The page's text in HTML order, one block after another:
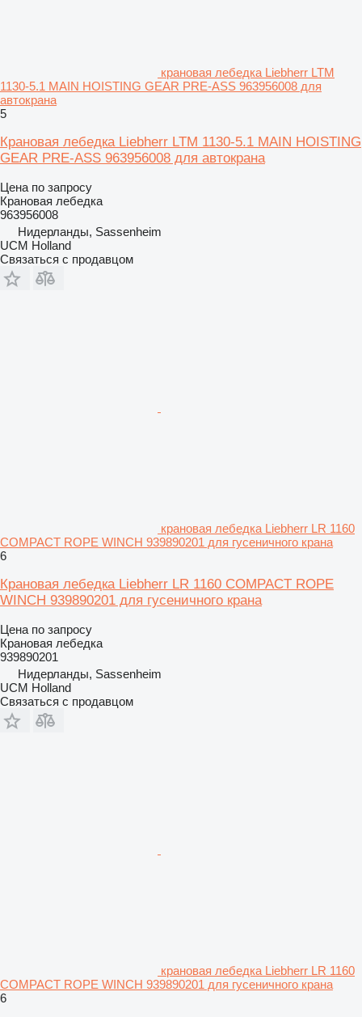
крановая лебедка Liebherr LTM
1130-5.1 MAIN HOISTING GEAR PRE-ASS 963956008 для
автокрана
5
Крановая лебедка Liebherr LTM 1130-5.1 MAIN HOISTING
GEAR PRE-ASS 963956008 для автокрана
Цена по запросу
Крановая лебедка
963956008
Нидерланды, Sassenheim
UCM Holland
Связаться с продавцом
крановая лебедка Liebherr LR 1160
COMPACT ROPE WINCH 939890201 для гусеничного крана
6
Крановая лебедка Liebherr LR 1160 COMPACT ROPE
WINCH 939890201 для гусеничного крана
Цена по запросу
Крановая лебедка
939890201
Нидерланды, Sassenheim
UCM Holland
Связаться с продавцом
крановая лебедка Liebherr LR 1160
COMPACT ROPE WINCH 939890201 для гусеничного крана
6